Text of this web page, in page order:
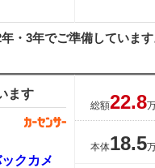
・3年でご準備していま
ます
クカメ
総額22.8
本体18.5